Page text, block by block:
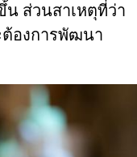
ส่วนสาเหตุที่ว่า
ต้องการพัฒนา